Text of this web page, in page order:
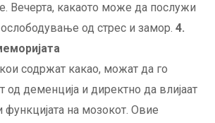
Вечерта, какаото може да послужи
ослободување од стрес и замор. 4.
содржат какао, можат да го
од деменција и директно да влијаат
функцијата на мозокот. Овие